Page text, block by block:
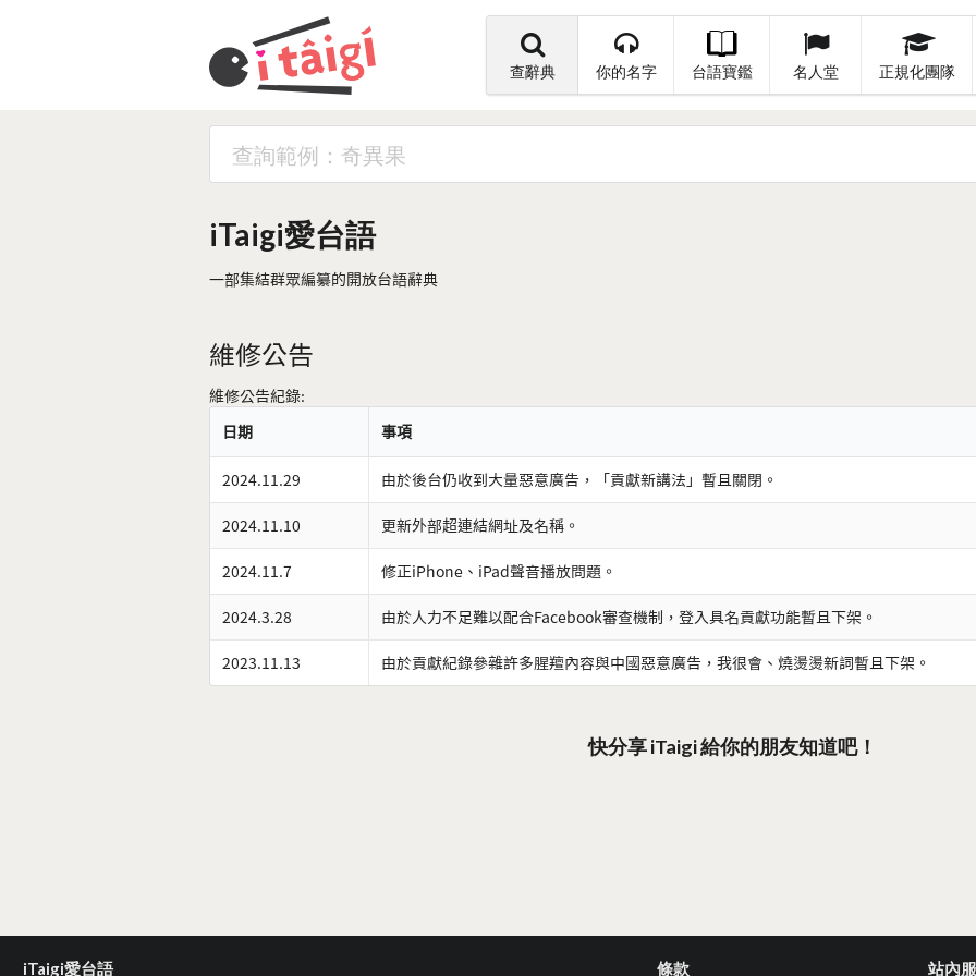
查辭典 你的名字 台語寶鑑 名人堂 正規化團隊
iTaigi愛台語
一部集結群眾編纂的開放台語辭典
維修公告
維修公告紀錄:
日期
事項
2024.11.29 由於後台仍收到大量惡意廣告，「貢獻新講法」暫且關閉。
2024.11.10 更新外部超連結網址及名稱。
2024.11.7 修正iPhone、iPad聲音播放問題。
2024.3.28 由於人力不足難以配合Facebook審查機制，登入具名貢獻功能暫且下架。
2023.11.13 由於貢獻紀錄參雜許多腥羶內容與中國惡意廣告，我很會、燒燙燙新詞暫且下架。
快分享 iTaigi 給你的朋友知道吧！
iTaigi愛台語 條款 站內